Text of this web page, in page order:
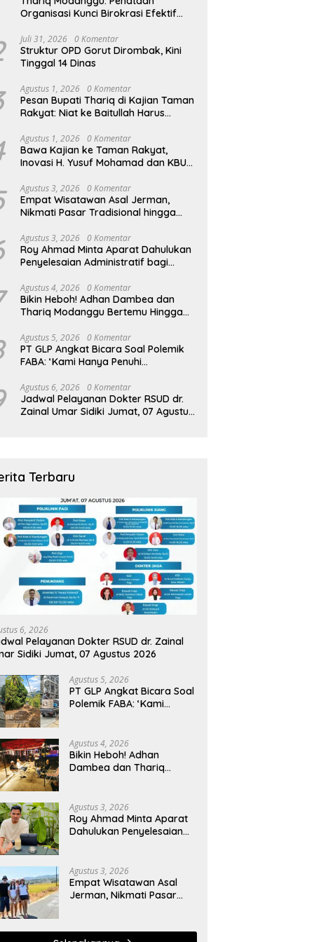
Organisasi Kunci Birokrasi Efektif
Juli 31, 2026 0 Komentar
Struktur OPD Gorut Dirombak, Kini
Tinggal 14 Dinas
Agustus 1, 2026 0 Komentar
Pesan Bupati Thariq di Kajian Taman
Rakyat: Niat ke Baitullah Harus
Agustus 1, 2026 0 Komentar
Bawa Kajian ke Taman Rakyat,
Inovasi H. Yusuf Mohamad dan KBU
Agustus 3, 2026 0 Komentar
Empat Wisatawan Asal Jerman,
Nikmati Pasar Tradisional hingga
Agustus 3, 2026 0 Komentar
Roy Ahmad Minta Aparat Dahulukan
Penyelesaian Administratif bagi
Agustus 4, 2026 0 Komentar
Bikin Heboh! Adhan Dambea dan
Thariq Modanggu Bertemu Hingga
Agustus 5, 2026 0 Komentar
PT GLP Angkat Bicara Soal Polemik
FABA: ‘Kami Hanya Penuhi
Agustus 6, 2026 0 Komentar
Jadwal Pelayanan Dokter RSUD dr.
Zainal Umar Sidiki Jumat, 07 Agustus
Terbaru
6, 2026
Pelayanan Dokter RSUD dr. Zainal
Sidiki Jumat, 07 Agustus 2026
Agustus 5, 2026
PT GLP Angkat Bicara Soal
Polemik FABA: ‘Kami
Agustus 4, 2026
Bikin Heboh! Adhan
Dambea dan Thariq
Agustus 3, 2026
Roy Ahmad Minta Aparat
Dahulukan Penyelesaian
Agustus 3, 2026
Empat Wisatawan Asal
Jerman, Nikmati Pasar